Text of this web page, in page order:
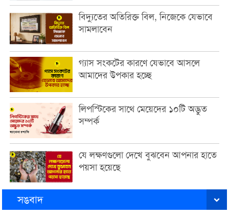
বিদ্যুতের অতিরিক্ত বিল, নিজেকে যেভাবে
সামলাবেন
গ্যাস সংকটের কারণে যেভাবে আসলে
আমাদের উপকার হচ্ছে
লিপস্টিকের সাথে মেয়েদের ১০টি অদ্ভুত
সম্পর্ক
যে লক্ষণগুলো দেখে বুঝবেন আপনার হাতে
পয়সা হয়েছে
সঙবাদ